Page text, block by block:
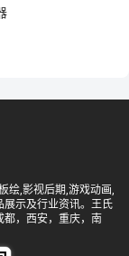
绘,影视后期,游戏动画,
展示及行业资讯。王氏
，西安，重庆，南